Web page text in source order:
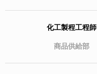
化工製程工程師
商品供給部